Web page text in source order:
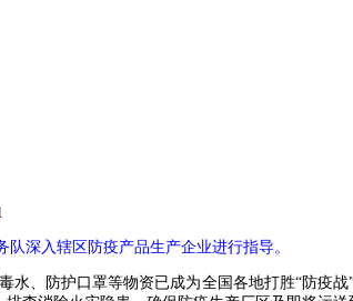
深入辖区防疫产品生产企业进行指导。
、防护口罩等物资已成为全国各地打胜“防疫